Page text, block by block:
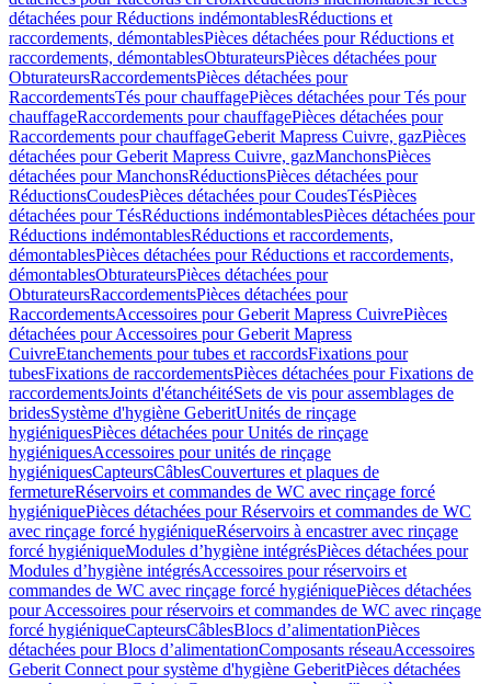
détachées pour Réductions indémontablesRéductions et
raccordements, démontablesPièces détachées pour Réductions et
raccordements, démontablesObturateursPièces détachées pour
ObturateursRaccordementsPièces détachées pour
RaccordementsTés pour chauffagePièces détachées pour Tés pour
chauffageRaccordements pour chauffagePièces détachées pour
Raccordements pour chauffageGeberit Mapress Cuivre, gazPièces
détachées pour Geberit Mapress Cuivre, gazManchonsPièces
détachées pour ManchonsRéductionsPièces détachées pour
RéductionsCoudesPièces détachées pour CoudesTésPièces
détachées pour TésRéductions indémontablesPièces détachées pour
Réductions indémontablesRéductions et raccordements,
démontablesPièces détachées pour Réductions et raccordements,
démontablesObturateursPièces détachées pour
ObturateursRaccordementsPièces détachées pour
RaccordementsAccessoires pour Geberit Mapress CuivrePièces
détachées pour Accessoires pour Geberit Mapress
CuivreEtanchements pour tubes et raccordsFixations pour
tubesFixations de raccordementsPièces détachées pour Fixations de
raccordementsJoints d'étanchéitéSets de vis pour assemblages de
bridesSystème d'hygiène GeberitUnités de rinçage
hygiéniquesPièces détachées pour Unités de rinçage
hygiéniquesAccessoires pour unités de rinçage
hygiéniquesCapteursCâblesCouvertures et plaques de
fermetureRéservoirs et commandes de WC avec rinçage forcé
hygiéniquePièces détachées pour Réservoirs et commandes de WC
avec rinçage forcé hygiéniqueRéservoirs à encastrer avec rinçage
forcé hygiéniqueModules d’hygiène intégrésPièces détachées pour
Modules d’hygiène intégrésAccessoires pour réservoirs et
commandes de WC avec rinçage forcé hygiéniquePièces détachées
pour Accessoires pour réservoirs et commandes de WC avec rinçage
forcé hygiéniqueCapteursCâblesBlocs d’alimentationPièces
détachées pour Blocs d’alimentationComposants réseauAccessoires
Geberit Connect pour système d'hygiène GeberitPièces détachées